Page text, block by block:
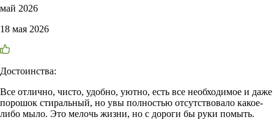
май 2026
18 мая 2026
Достоинства:
Все отлично, чисто, удобно, уютно, есть все необходимое и даже
порошок стиральный, но увы полностью отсутствовало какое-
либо мыло. Это мелочь жизни, но с дороги бы руки помыть.